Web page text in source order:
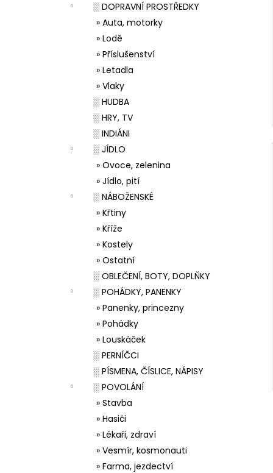
░ DOPRAVNÍ PROSTŘEDKY
» Auta, motorky
» Lodě
» Příslušenství
» Letadla
» Vlaky
░ HUDBA
░ HRY, TV
░ INDIÁNI
░ JÍDLO
» Ovoce, zelenina
» Jídlo, pití
░ NÁBOŽENSKÉ
» Křtiny
» Kříže
» Kostely
» Ostatní
░ OBLEČENÍ, BOTY, DOPLŇKY
░ POHÁDKY, PANENKY
» Panenky, princezny
» Pohádky
» Louskáček
░ PERNÍČCI
░ PÍSMENA, ČÍSLICE, NÁPISY
░ POVOLÁNÍ
» Stavba
» Hasiči
» Lékaři, zdraví
» Vesmír, kosmonauti
» Farma, jezdectví